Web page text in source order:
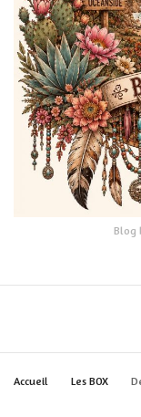
Blog
Accueil Les BOX